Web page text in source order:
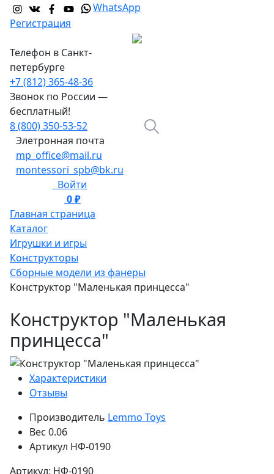
WhatsApp
Регистрация
Телефон в Санкт-
петербурге
+7 (812) 365-48-36
Звонок по России —
бесплатный!
8 (800) 350-53-52
Элетронная почта
mp_office@mail.ru
montessori_spb@bk.ru
Войти
0 ₽
Главная страница
Каталог
Игрушки и игры
Конструкторы
Сборные модели из фанеры
Конструктор "Маленькая принцесса"
Конструктор "Маленькая
принцесса"
Характеристики
Отзывы
Производитель Lemmo Toys
Вес 0.06
Артикул НФ-0190
Артикул: НФ-0190